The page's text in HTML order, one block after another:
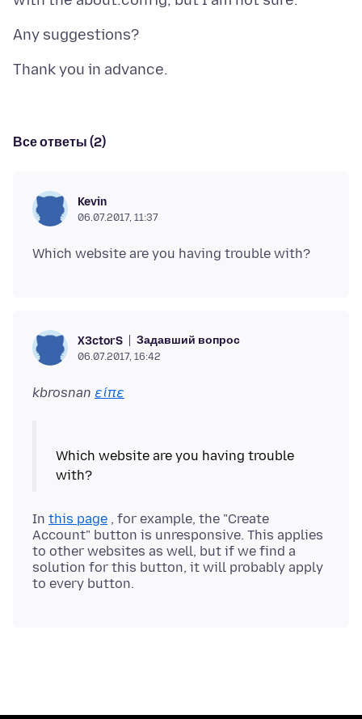
Все ответы (2)
Kevin
06.07.2017, 11:37
X3ctorS Задавший вопрос
06.07.2017, 16:42
kbrosnan είπε
Which website are you having trouble
In this page , for example, the "Create
Account" button is unresponsive. This applies
to other websites as well, but if we find a
solution for this button, it will probably apply